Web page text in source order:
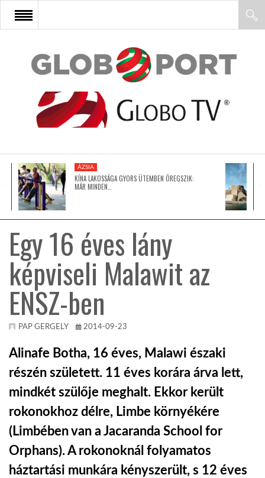
FŐOLDAL
AFRIKA
ÁZSIA
LATIN-AMERIKA
KÖZEL-KELET
AUSZTRÁLIA
A VILÁG ITTHON
ÁZSIA
KÍNA LAKOSSÁGA GYORS ÜTEMBEN ÖREGSZIK:
MÁR MINDEN…
Egy 16 éves lány
képviseli Malawit az
ENSZ-ben
PAP GERGELY 2014-09-23
Alinafe Botha, 16 éves, Malawi északi
részén született. 11 éves korára árva lett,
mindkét szülője meghalt. Ekkor került
rokonokhoz délre, Limbe környékére
(Limbében van a Jacaranda School for
Orphans). A rokonoknál folyamatos
háztartási munkára kényszerült, s 12 éves